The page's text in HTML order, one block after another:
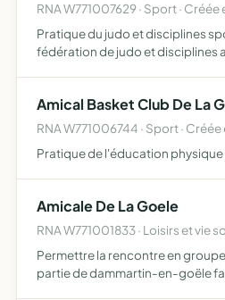
RNA W771007629 · Sport · Créée
Pratique du judo et disciplines
fédération de judo et disciplines
Amical Basket Club De La
RNA W771006744 · Sport · Créée
Pratique de l'éducation
Amicale De La Goele
RNA W771001833 · Loisirs et vie
Permettre la rencontre en
partie de dammartin-en-goële